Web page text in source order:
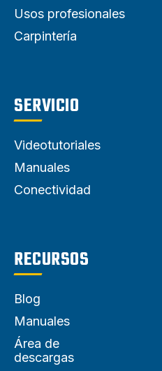
Usos profesionales
Carpintería
SERVICIO
Videotutoriales
Manuales
Conectividad
RECURSOS
Blog
Manuales
Área de
descargas